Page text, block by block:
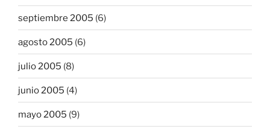
septiembre 2005 (6)
agosto 2005 (6)
julio 2005 (8)
junio 2005 (4)
mayo 2005 (9)